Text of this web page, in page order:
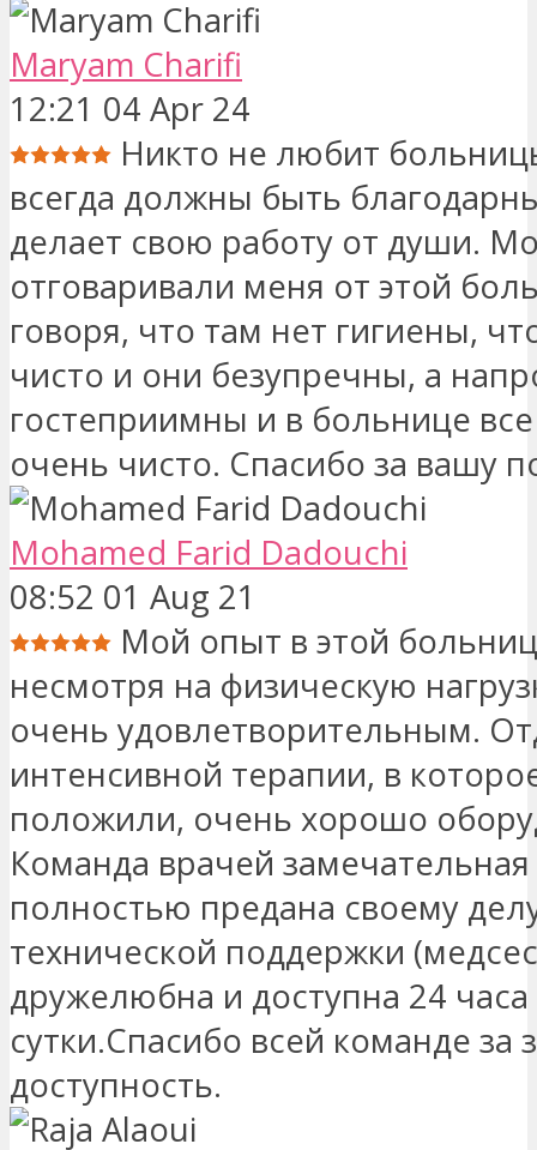
Maryam Charifi
12:21 04 Apr 24
Никто не любит
всегда должны быть
делает свою работу от души.
отговаривали меня от этой
говоря, что там нет гигиены,
чисто и они безупречны, а
гостеприимны и в больнице
очень чисто. Спасибо за вашу
Mohamed Farid Dadouchi
08:52 01 Aug 21
Мой опыт в этой
несмотря на физическую
очень удовлетворительным.
интенсивной терапии, в
положили, очень хорошо
Команда врачей
полностью предана своему
технической поддержки
дружелюбна и доступна 24 часа
сутки.Спасибо всей команде за
доступность.